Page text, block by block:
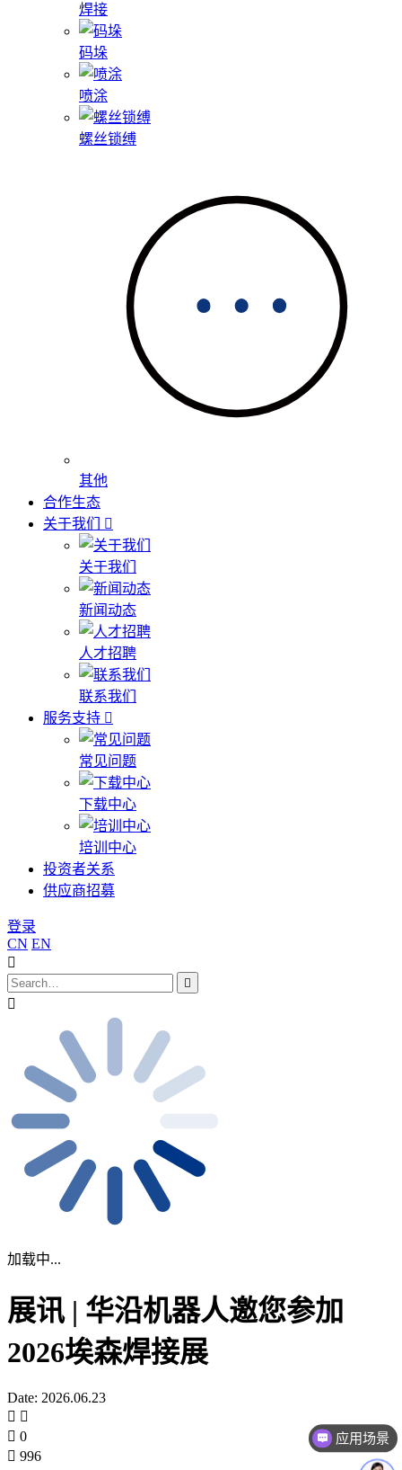
焊接
码垛
喷涂
螺丝锁缚
其他
合作生态
关于我们
关于我们
新闻动态
人才招聘
联系我们
服务支持
常见问题
下载中心
培训中心
投资者关系
供应商招募
登录
CN EN
加载中...
展讯 | 华沿机器人邀您参加
2026埃森焊接展
Date: 2026.06.23
0
996
应用场景